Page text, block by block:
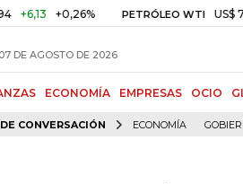
+0,26% PETRÓLEO WTI US$ 78,01
DE AGOSTO DE 2026
ECONOMÍA EMPRESAS OCIO
CONVERSACIÓN ECONOMÍA